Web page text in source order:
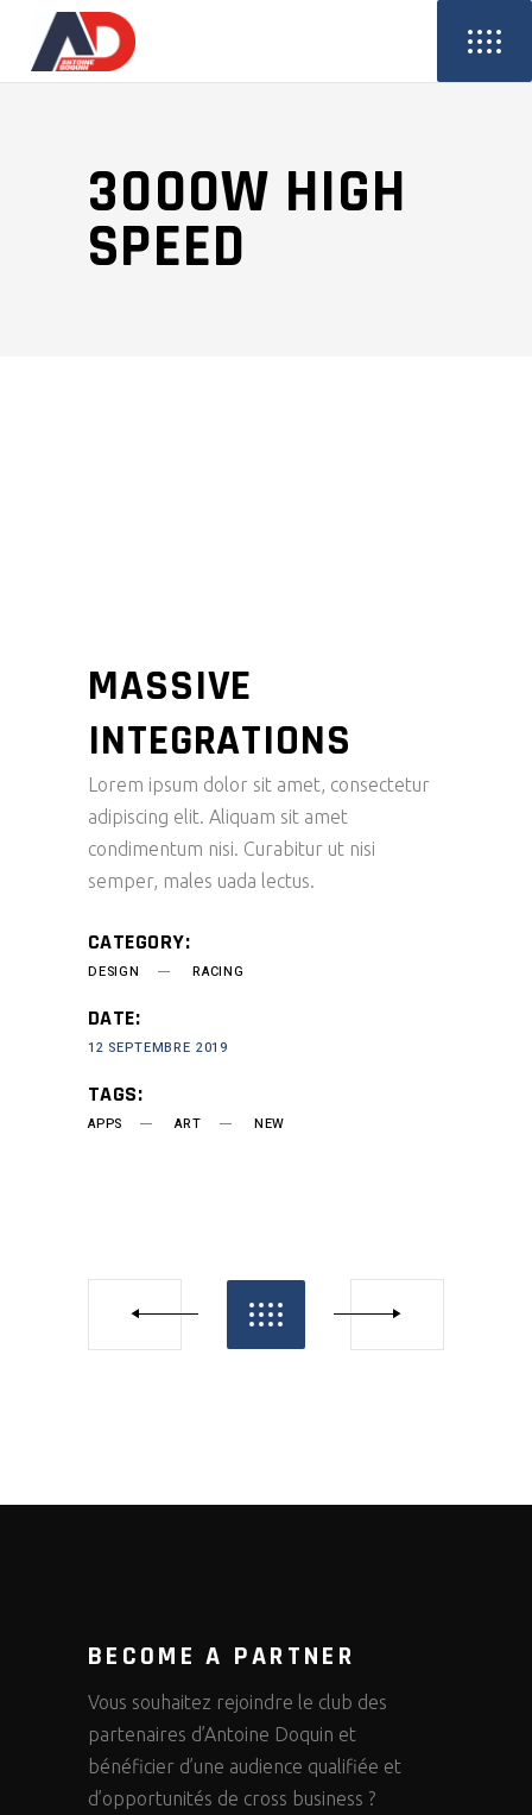
3000W HIGH
SPEED
MASSIVE
INTEGRATIONS
Lorem ipsum dolor sit amet, consectetur
adipiscing elit. Aliquam sit amet
condimentum nisi. Curabitur ut nisi
semper, males uada lectus.
CATEGORY:
DESIGN RACING
DATE:
12 SEPTEMBRE 2019
TAGS:
APPS ART NEW
BECOME A PARTNER
Vous souhaitez rejoindre le club des
partenaires d’Antoine Doquin et
bénéficier d’une audience qualifiée et
d’opportunités de cross business ?